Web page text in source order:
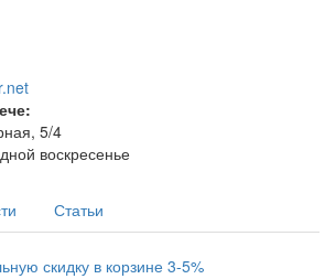
5/4
воскресенье
Статьи
скидку в корзине 3-5%